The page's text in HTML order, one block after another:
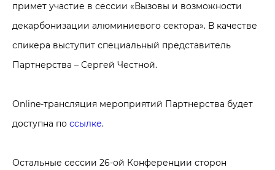
примет участие в сессии «Вызовы и возможности
декарбонизации алюминиевого сектора». В качестве
спикера выступит специальный представитель
Партнерства – Сергей Честной.
Online-трансляция мероприятий Партнерства будет
доступна по ссылке.
Остальные сессии 26-ой Конференции сторон